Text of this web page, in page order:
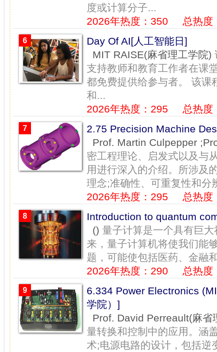
度或计算分子...
2026年热度：350
总热度
6
Day Of AI[人工智能日]
MIT RAISE(麻省理工学院)
支持教师和教育工作者在课
都免费提供给参与者。 该课
和...
2026年热度：295
总热度
7
2.75 Precision Machine
Prof. Martin Culpepper
密工程理论、启发式以及与
用进行深入的介绍。所涉及
理念;准确性、可重复性和分
2026年热度：295
总热度
8
Introduction to quantum
() 量子计算是一个具有巨
来，量子计算机将使我们能
题，可能使包括医药、金融
2026年热度：290
总热度
9
6.334 Power Electronics
学院）]
Prof. David Perreault(麻省
量​​转换和控制中的应用。涵
术;电源电路的设计，包括逆